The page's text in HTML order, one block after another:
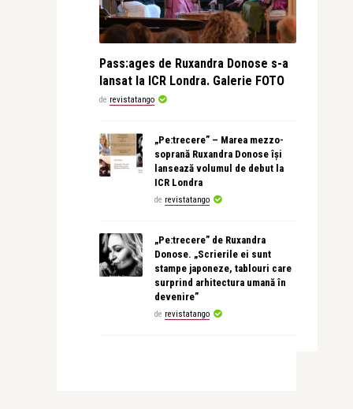
Pass:ages de Ruxandra Donose s-a
lansat la ICR Londra. Galerie FOTO
de revistatango
„Pe:trecere” – Marea mezzo-
soprană Ruxandra Donose își
lansează volumul de debut la
ICR Londra
de revistatango
„Pe:trecere” de Ruxandra
Donose. „Scrierile ei sunt
stampe japoneze, tablouri care
surprind arhitectura umană în
devenire”
de revistatango